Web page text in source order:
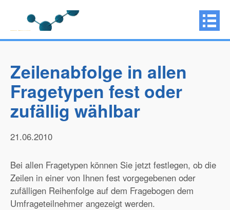
Zeilenabfolge in allen
Fragetypen fest oder
zufällig wählbar
21.06.2010
Bei allen Fragetypen können Sie jetzt festlegen, ob die
Zeilen in einer von Ihnen fest vorgegebenen oder
zufälligen Reihenfolge auf dem Fragebogen dem
Umfrageteilnehmer angezeigt werden.